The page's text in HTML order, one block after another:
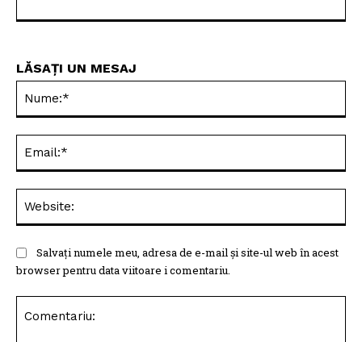
LĂSAȚI UN MESAJ
Salvați numele meu, adresa de e-mail și site-ul web în acest
browser pentru data viitoare i comentariu.